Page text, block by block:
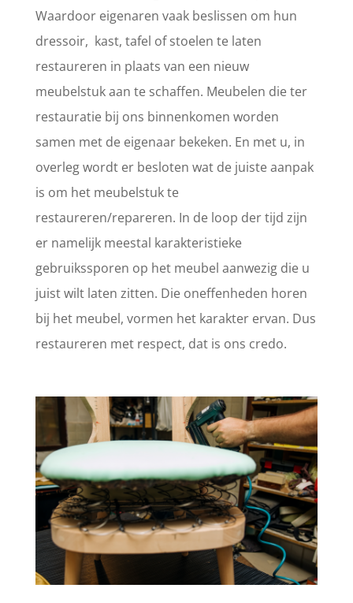
Waardoor eigenaren vaak beslissen om hun
dressoir, kast, tafel of stoelen te laten
restaureren in plaats van een nieuw
meubelstuk aan te schaffen. Meubelen die ter
restauratie bij ons binnenkomen worden
samen met de eigenaar bekeken. En met u, in
overleg wordt er besloten wat de juiste aanpak
is om het meubelstuk te
restaureren/repareren. In de loop der tijd zijn
er namelijk meestal karakteristieke
gebruikssporen op het meubel aanwezig die u
juist wilt laten zitten. Die oneffenheden horen
bij het meubel, vormen het karakter ervan. Dus
restaureren met respect, dat is ons credo.